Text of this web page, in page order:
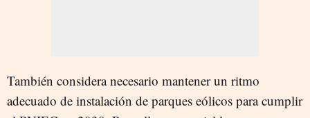
También considera necesario mantener un ritmo
adecuado de instalación de parques eólicos para cumplir